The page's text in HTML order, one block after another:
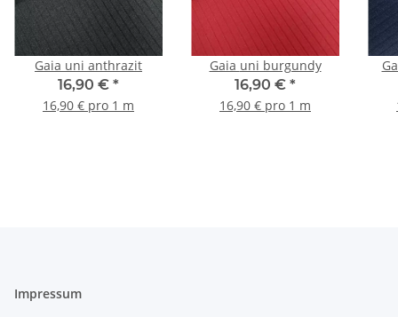
Gaia uni anthrazit
16,90 € *
16,90 € pro 1 m
Gaia uni burgundy
16,90 € *
16,90 € pro 1 m
Impressum